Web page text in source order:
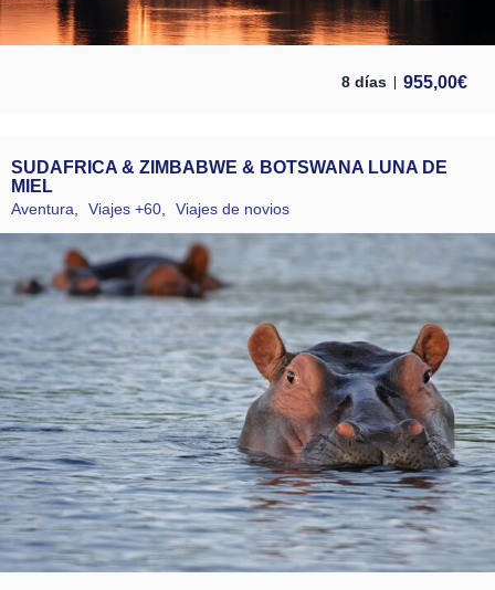
8 días 955,00€
SUDAFRICA & ZIMBABWE & BOTSWANA LUNA DE
MIEL
Aventura Viajes +60 Viajes de novios